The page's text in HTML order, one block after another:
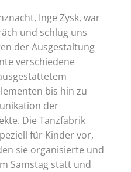
Inge Zysk, war
und schlug uns
der Ausgestaltung
verschiedene
bis hin zu
der
Die Tanzfabrik
für Kinder vor,
sie organisierte und
Samstag statt und